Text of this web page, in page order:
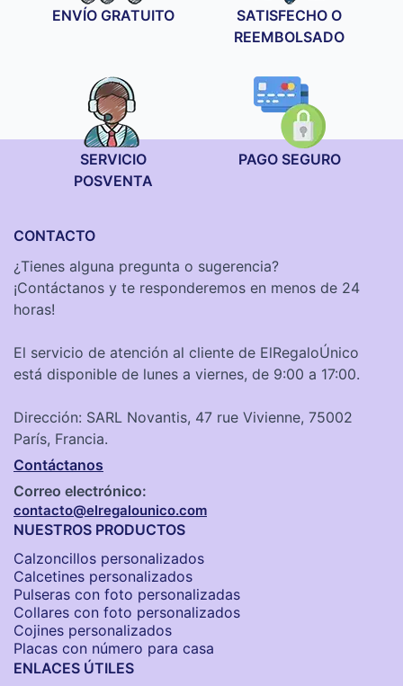
ENVÍO GRATUITO
SATISFECHO O
REEMBOLSADO
SERVICIO
POSVENTA
PAGO SEGURO
CONTACTO
¿Tienes alguna pregunta o sugerencia?
¡Contáctanos y te responderemos en menos de 24
horas!
El servicio de atención al cliente de ElRegaloÚnico
está disponible de lunes a viernes, de 9:00 a 17:00.
Dirección: SARL Novantis, 47 rue Vivienne, 75002
París, Francia.
Contáctanos
Correo electrónico:
contacto@elregalounico.com
NUESTROS PRODUCTOS
Calzoncillos personalizados​
Calcetines personalizados
Pulseras con foto personalizadas
Collares con foto personalizados
Cojines personalizados
Placas con número para casa
ENLACES ÚTILES